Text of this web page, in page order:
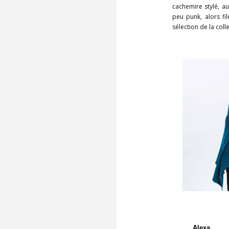
cachemire stylé,
peu punk, alors
sélection de la